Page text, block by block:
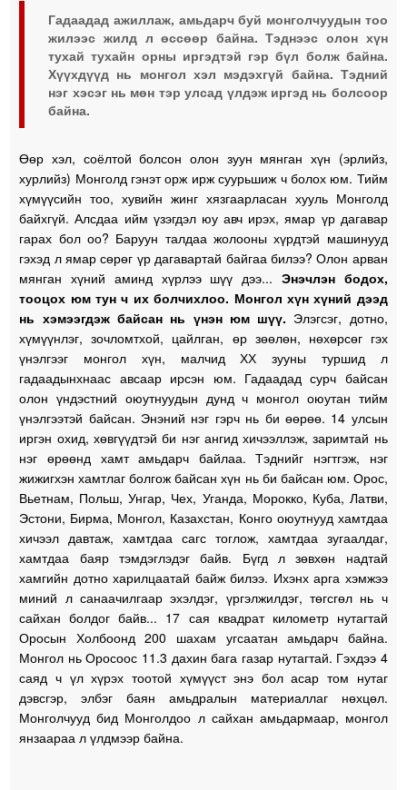
Гадаадад ажиллаж, амьдарч буй монголчуудын тоо
жилээс жилд л өссөөр байна. Тэднээс олон хүн
тухай тухайн орны иргэдтэй гэр бүл болж байна.
Хүүхдүүд нь монгол хэл мэдэхгүй байна. Тэдний
нэг хэсэг нь мөн тэр улсад үлдэж иргэд нь болсоор
байна.
Өөр хэл, соёлтой болсон олон зуун мянган хүн (эрлийз,
хурлийз) Монголд гэнэт орж ирж суурьшиж ч болох юм. Тийм
хүмүүсийн тоо, хувийн жинг хязгаарласан хууль Монголд
байхгүй. Алсдаа ийм үзэгдэл юу авч ирэх, ямар үр дагавар
гарах бол оо? Баруун талдаа жолооны хүрдтэй машинууд
гэхэд л ямар сөрөг үр дагавартай байгаа билээ? Олон арван
мянган хүний аминд хүрлээ шүү дээ... Энэчлэн бодох,
тооцох юм тун ч их болчихлоо. Монгол хүн хүний дээд
нь хэмээгдэж байсан нь үнэн юм шүү. Элэгсэг, дотно,
хүмүүнлэг, зочломтхой, цайлган, өр зөөлөн, нөхөрсөг гэх
үнэлгээг монгол хүн, малчид ХХ зууны туршид л
гадаадынхнаас авсаар ирсэн юм. Гадаадад сурч байсан
олон үндэстний оюутнуудын дунд ч монгол оюутан тийм
үнэлгээтэй байсан. Энэний нэг гэрч нь би өөрөө. 14 улсын
иргэн охид, хөвгүүдтэй би нэг ангид хичээллэж, заримтай нь
нэг өрөөнд хамт амьдарч байлаа. Тэднийг нэгтгэж, нэг
жижигхэн хамтлаг болгож байсан хүн нь би байсан юм. Орос,
Вьетнам, Польш, Унгар, Чех, Уганда, Морокко, Куба, Латви,
Эстони, Бирма, Монгол, Казахстан, Конго оюутнууд хамтдаа
хичээл давтаж, хамтдаа сагс тоглож, хамтдаа зугаалдаг,
хамтдаа баяр тэмдэглэдэг байв. Бүгд л зөвхөн надтай
хамгийн дотно харилцаатай байж билээ. Ихэнх арга хэмжээ
миний л санаачилгаар эхэлдэг, үргэлжилдэг, төгсгөл нь ч
сайхан болдог байв... 17 сая квадрат километр нутагтай
Оросын Холбоонд 200 шахам угсаатан амьдарч байна.
Монгол нь Оросоос 11.3 дахин бага газар нутагтай. Гэхдээ 4
саяд ч үл хүрэх тоотой хүмүүст энэ бол асар том нутаг
дэвсгэр, элбэг баян амьдралын материаллаг нөхцөл.
Монголчууд бид Монголдоо л сайхан амьдармаар, монгол
янзаараа л үлдмээр байна.